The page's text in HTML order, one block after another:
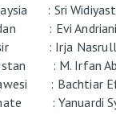
: Sri
: Evi Andriani,
: Irja
: M. Irfan
: Bachtiar
: Yanuardi